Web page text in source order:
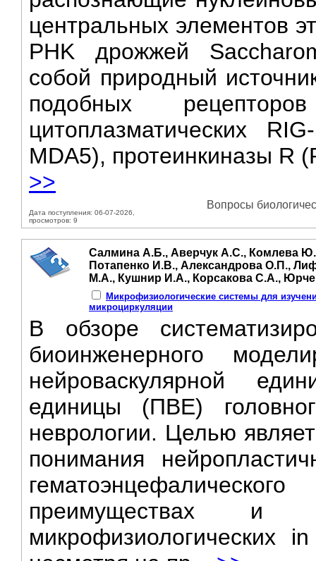
центральных элементов
PHK дрожжей
собой природный
подобных
цитоплазматических
MDA5), протеинкиназы R
>>
Дата поступления: 06-07-2026,
просмотров: 9
Вопросы
Салмина А.Б., Аверчук А.С., Комлева
Потапенко И.В., Александрова О.П.,
М.А., Кушнир И.А., Корсакова С.А.,
Микрофизиологические системы для
микроциркуляции
В обзоре
биоинженерного
нейроваскулярной
единицы (ПВЕ)
неврологии. Целью
понимания
преимуществах и
микрофизиологических